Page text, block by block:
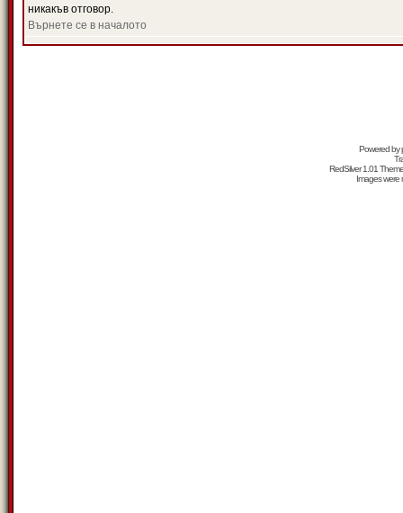
никакъв отговор.
Върнете се в началото
Powered by
RedSilver 1.01
Images were